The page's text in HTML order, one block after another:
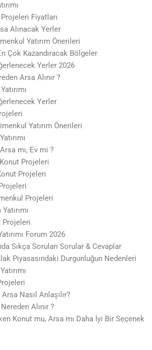
Fiyatları
Alınacak Yerler
Yatırım Önerileri
Çok Kazandıracak Bölgeler
Yerler 2026
Arsa Alınır ?
Yerler
Yatırım Önerileri
mı, Ev mi ?
Projeleri
Projeleri
Projeleri
Projeleri
Forum 2026
Sıkça Sorulan Sorular & Cevaplar
Piyasasındaki Durgunluğun Nedenleri
Nasıl Anlaşılır?
Alınır ?
Konut mu, Arsa mı Daha İyi Bir Seçenek